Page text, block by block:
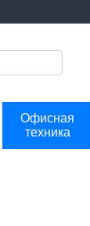
Офисная
техника